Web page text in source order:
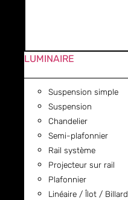
LUMINAIRE
Suspension simple
Suspension
Chandelier
Semi-plafonnier
Rail système
Projecteur sur rail
Plafonnier
Linéaire / Îlot / Billard